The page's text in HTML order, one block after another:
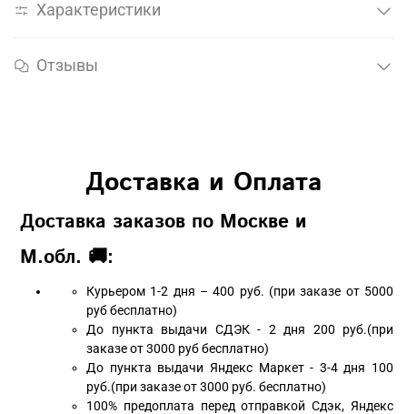
Характеристики
Отзывы
Доставка и Оплата
Доставка заказов по Москве и
М.обл. 🚚:
Курьером 1-2 дня – 400 руб. (при заказе от 5000
руб бесплатно)
До пункта выдачи СДЭК - 2 дня 200 руб.(при
заказе от 3000 руб бесплатно)
До пункта выдачи Яндекс Маркет - 3-4 дня 100
руб.(при заказе от 3000 руб. бесплатно)
100% предоплата перед отправкой Сдэк, Яндекс